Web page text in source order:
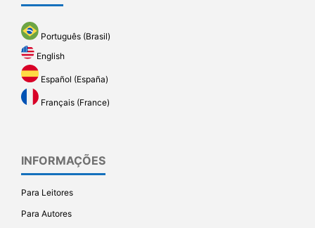
Português (Brasil)
English
Español (España)
Français (France)
INFORMAÇÕES
Para Leitores
Para Autores